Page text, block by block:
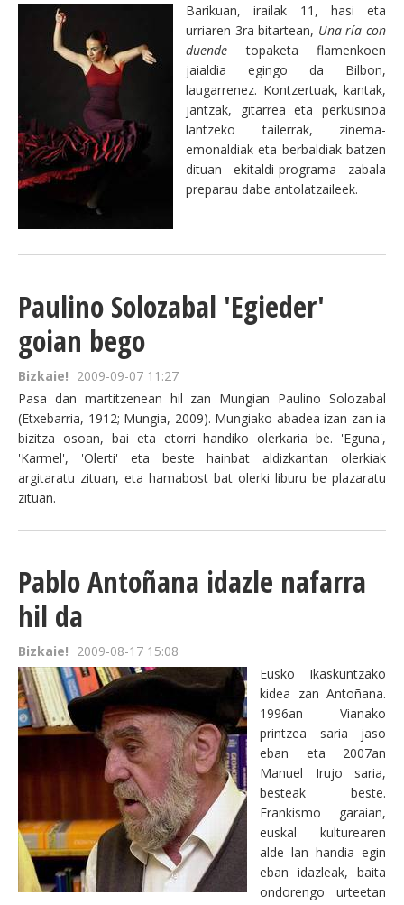
Barikuan, irailak 11, hasi eta
urriaren 3ra bitartean, Una ría con
duende topaketa flamenkoen
jaialdia egingo da Bilbon,
laugarrenez. Kontzertuak, kantak,
jantzak, gitarrea eta perkusinoa
lantzeko tailerrak, zinema-
emonaldiak eta berbaldiak batzen
dituan ekitaldi-programa zabala
preparau dabe antolatzaileek.
Paulino Solozabal 'Egieder'
goian bego
Bizkaie! 2009-09-07 11:27
Pasa dan martitzenean hil zan Mungian Paulino Solozabal
(Etxebarria, 1912; Mungia, 2009). Mungiako abadea izan zan ia
bizitza osoan, bai eta etorri handiko olerkaria be. 'Eguna',
'Karmel', 'Olerti' eta beste hainbat aldizkaritan olerkiak
argitaratu zituan, eta hamabost bat olerki liburu be plazaratu
zituan.
Pablo Antoñana idazle nafarra
hil da
Bizkaie! 2009-08-17 15:08
Eusko Ikaskuntzako
kidea zan Antoñana.
1996an Vianako
printzea saria jaso
eban eta 2007an
Manuel Irujo saria,
besteak beste.
Frankismo garaian,
euskal kulturearen
alde lan handia egin
eban idazleak, baita
ondorengo urteetan